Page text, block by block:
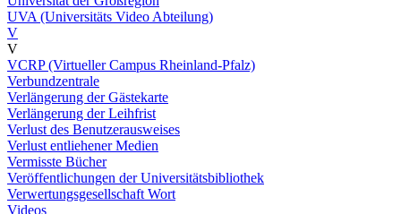
UVA (Universitäts Video Abteilung)
V
V
VCRP (Virtueller Campus Rheinland-Pfalz)
Verbundzentrale
Verlängerung der Gästekarte
Verlängerung der Leihfrist
Verlust des Benutzerausweises
Verlust entliehener Medien
Vermisste Bücher
Veröffentlichungen der Universitätsbibliothek
Verwertungsgesellschaft Wort
Videos